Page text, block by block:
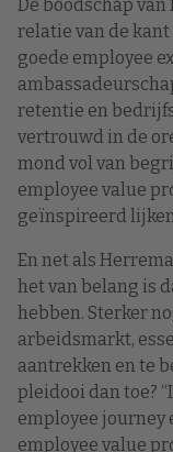
De boodschap
relatie van de
goede employee
retentie en
vertrouwd in de
mond vol van
employee value
geïnspireerd
En net als
het van belang is
hebben. Sterker
arbeidsmarkt,
aantrekken en te
pleidooi dan toe?
employee journey
employee value